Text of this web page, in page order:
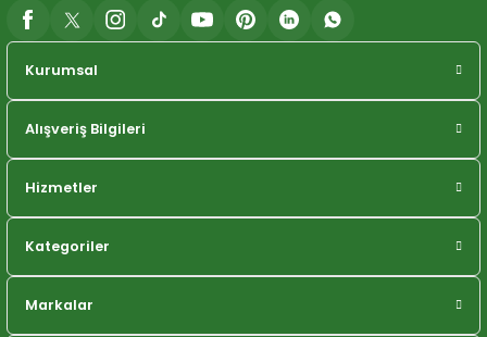
Kurumsal
Alışveriş Bilgileri
Hizmetler
Kategoriler
Markalar